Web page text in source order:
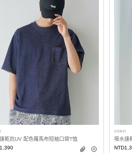
乾抗UV 配色羅馬布短袖口袋T恤
coen
吸水速